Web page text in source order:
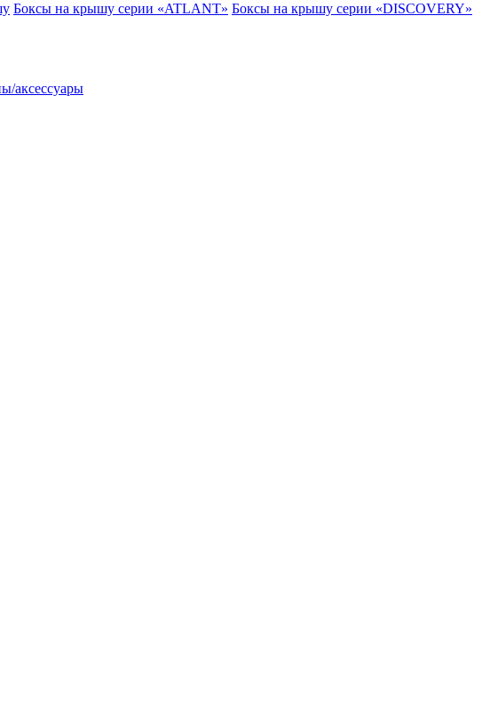
Боксы на крышу серии «ATLANT» Боксы на крышу серии «DISCOVERY»
аксессуары